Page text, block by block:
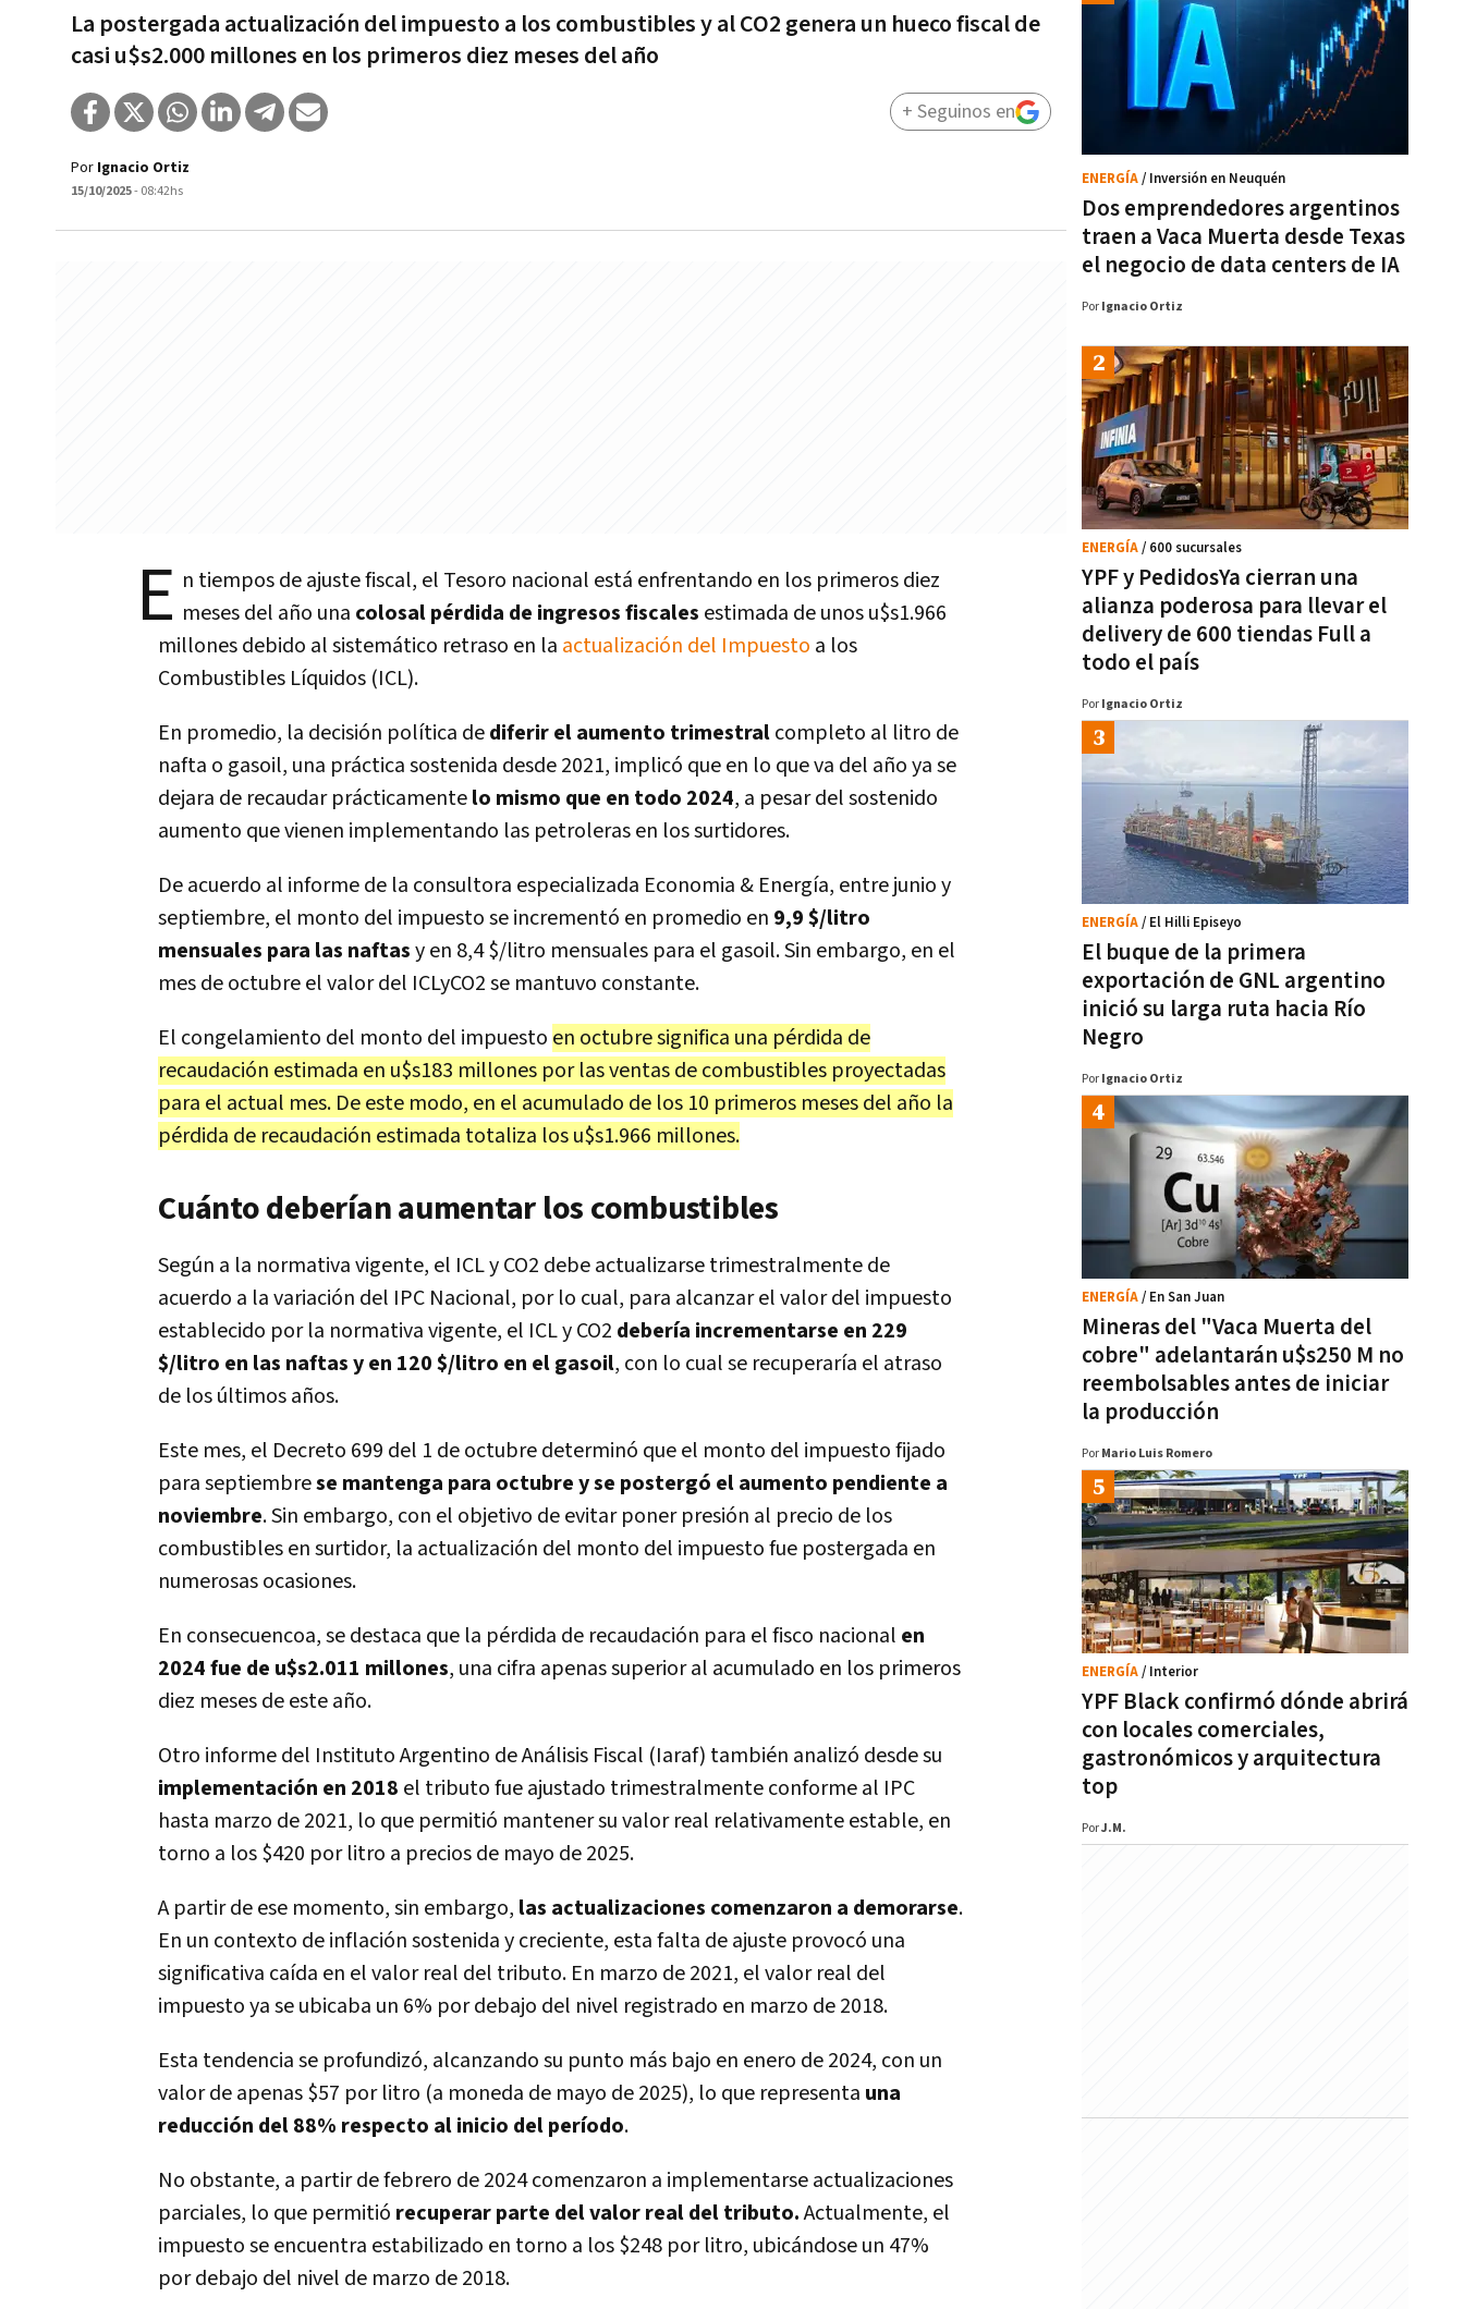
La postergada actualización del impuesto a los combustibles y al CO2 genera un hueco fiscal de
casi u$s2.000 millones en los primeros diez meses del año
Por Ignacio Ortiz
15/10/2025- 08:42hs
+ Seguinos en
E n tiempos de ajuste fiscal, el Tesoro nacional está enfrentando en los primeros diez
meses del año una colosal pérdida de ingresos fiscales estimada de unos u$s1.966
millones debido al sistemático retraso en la actualización del Impuesto a los
Combustibles Líquidos (ICL).
En promedio, la decisión política dediferir el aumento trimestralcompleto al litro de
nafta o gasoil, una práctica sostenida desde 2021, implicó que en lo que va del año ya se
dejara de recaudar prácticamentelo mismo que en todo 2024, a pesar del sostenido
aumento que vienen implementando las petroleras en los surtidores.
De acuerdo al informe de la consultora especializada Economia & Energía, entre junio y
septiembre, el monto del impuesto se incrementó en promedio en 9,9 $/litro
mensuales para las naftasy en 8,4 $/litro mensuales para el gasoil. Sin embargo, en el
mes de octubre el valor del ICLyCO2 se mantuvo constante.
El congelamiento del monto del impuesto en octubre significa una pérdida de
recaudación estimada en u$s183 millones por las ventas de combustibles proyectadas
para el actual mes. De este modo, en el acumulado de los 10 primeros meses del año la
pérdida de recaudación estimada totaliza los u$s1.966 millones.
Cuánto deberían aumentar los combustibles
Según a la normativa vigente, el ICL y CO2 debe actualizarse trimestralmente de
acuerdo a la variación del IPC Nacional, por lo cual, para alcanzar el valor del impuesto
establecido por la normativa vigente, el ICL y CO2 debería incrementarse en 229
$/litro en las naftas y en 120 $/litro en el gasoil, con lo cual se recuperaría el atraso
de los últimos años.
Este mes, el Decreto 699 del 1 de octubre determinó que el monto del impuesto fijado
para septiembrese mantenga para octubre y se postergó el aumento pendiente a
noviembre. Sin embargo, con el objetivo de evitar poner presión al precio de los
combustibles en surtidor, la actualización del monto del impuesto fue postergada en
numerosas ocasiones.
En consecuencoa, se destaca que la pérdida de recaudación para el fisco nacional en
2024 fue de u$s2.011 millones, una cifra apenas superior al acumulado en los primeros
diez meses de este año.
Otro informe del Instituto Argentino de Análisis Fiscal (Iaraf) también analizó desde su
implementación en 2018 el tributo fue ajustado trimestralmente conforme al IPC
hasta marzo de 2021, lo que permitió mantener su valor real relativamente estable, en
torno a los $420 por litro a precios de mayo de 2025.
A partir de ese momento, sin embargo, las actualizaciones comenzaron a demorarse.
En un contexto de inflación sostenida y creciente, esta falta de ajuste provocó una
significativa caída en el valor real del tributo. En marzo de 2021, el valor real del
impuesto ya se ubicaba un 6% por debajo del nivel registrado en marzo de 2018.
Esta tendencia se profundizó, alcanzando su punto más bajo en enero de 2024, con un
valor de apenas $57 por litro (a moneda de mayo de 2025), lo que representa una
reducción del 88% respecto al inicio del período.
No obstante, a partir de febrero de 2024 comenzaron a implementarse actualizaciones
parciales, lo que permitió recuperar parte del valor real del tributo.Actualmente, el
impuesto se encuentra estabilizado en torno a los $248 por litro, ubicándose un 47%
por debajo del nivel de marzo de 2018.
Dos emprendedores argentinos
traen a Vaca Muerta desde Texas
el negocio de data centers de IA
ENERGÍA/ Inversión en Neuquén
Por Ignacio Ortiz
YPF y PedidosYa cierran una
alianza poderosa para llevar el
delivery de 600 tiendas Full a
todo el país
ENERGÍA/ 600 sucursales
Por Ignacio Ortiz
El buque de la primera
exportación de GNL argentino
inició su larga ruta hacia Río
Negro
ENERGÍA/ El Hilli Episeyo
Por Ignacio Ortiz
Mineras del "Vaca Muerta del
cobre" adelantarán u$s250 M no
reembolsables antes de iniciar
la producción
ENERGÍA/ En San Juan
Por Mario Luis Romero
YPF Black confirmó dónde abrirá
con locales comerciales,
gastronómicos y arquitectura
top
ENERGÍA/ Interior
PorJ.M.